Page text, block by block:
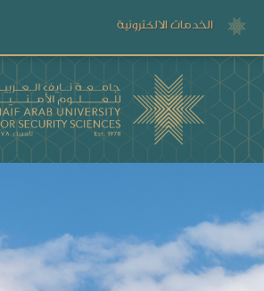
الخدمات الالكترونية